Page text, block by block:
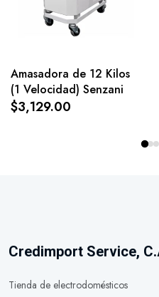
Amasadora de 12 Kilos
(1 Velocidad) Senzani
$3,129.00
Credimport Service,
Tienda de electrodomésticos